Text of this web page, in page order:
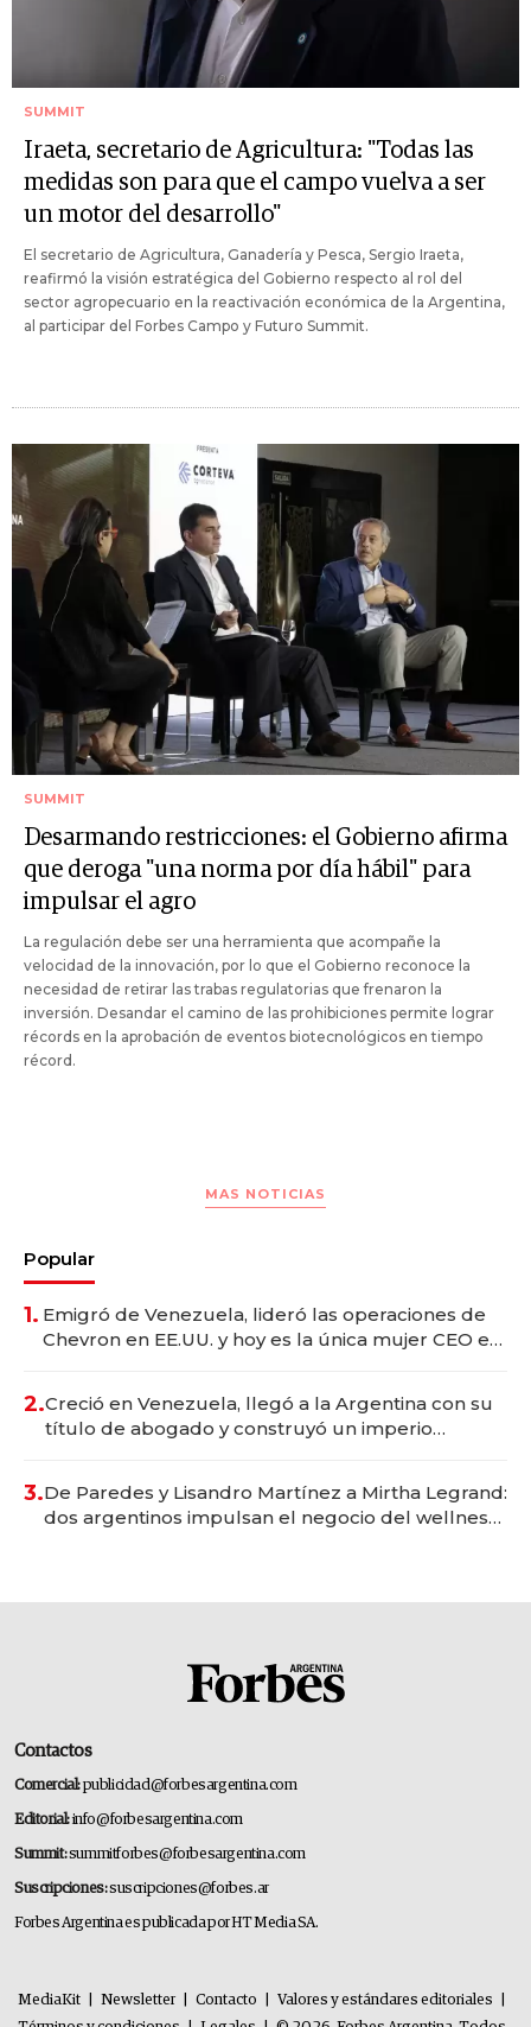
SUMMIT
Iraeta, secretario de Agricultura: "Todas las
medidas son para que el campo vuelva a ser
un motor del desarrollo"
El secretario de Agricultura, Ganadería y Pesca, Sergio Iraeta,
reafirmó la visión estratégica del Gobierno respecto al rol del
sector agropecuario en la reactivación económica de la Argentina,
al participar del Forbes Campo y Futuro Summit.
SUMMIT
Desarmando restricciones: el Gobierno afirma
que deroga "una norma por día hábil" para
impulsar el agro
La regulación debe ser una herramienta que acompañe la
velocidad de la innovación, por lo que el Gobierno reconoce la
necesidad de retirar las trabas regulatorias que frenaron la
inversión. Desandar el camino de las prohibiciones permite lograr
récords en la aprobación de eventos biotecnológicos en tiempo
récord.
MAS NOTICIAS
Popular
1. Emigró de Venezuela, lideró las operaciones de
Chevron en EE.UU. y hoy es la única mujer CEO en
2.Creció en Venezuela, llegó a la Argentina con su
título de abogado y construyó un imperio
3.De Paredes y Lisandro Martínez a Mirtha Legrand:
dos argentinos impulsan el negocio del wellness
Contactos
Comercial:publicidad@forbesargentina.com
Editorial:info@forbesargentina.com
Summit:summitforbes@forbesargentina.com
Suscripciones:suscripciones@forbes.ar
Forbes Argentina es publicada por HT Media SA.
MediaKit Newsletter Contacto Valores y estándares editoriales